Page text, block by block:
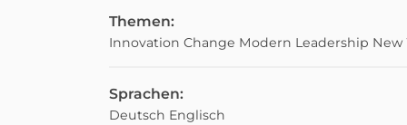
Themen:
Innovation Change Modern Leadership New
Sprachen:
Deutsch Englisch